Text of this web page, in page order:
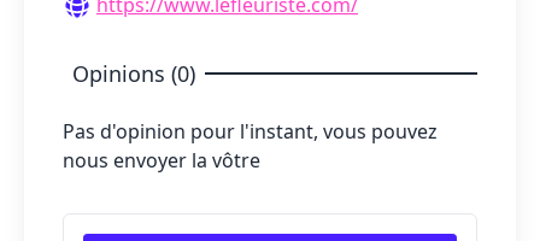
Opinions (0)
Pas d'opinion pour l'instant, vous pouvez
nous envoyer la vôtre